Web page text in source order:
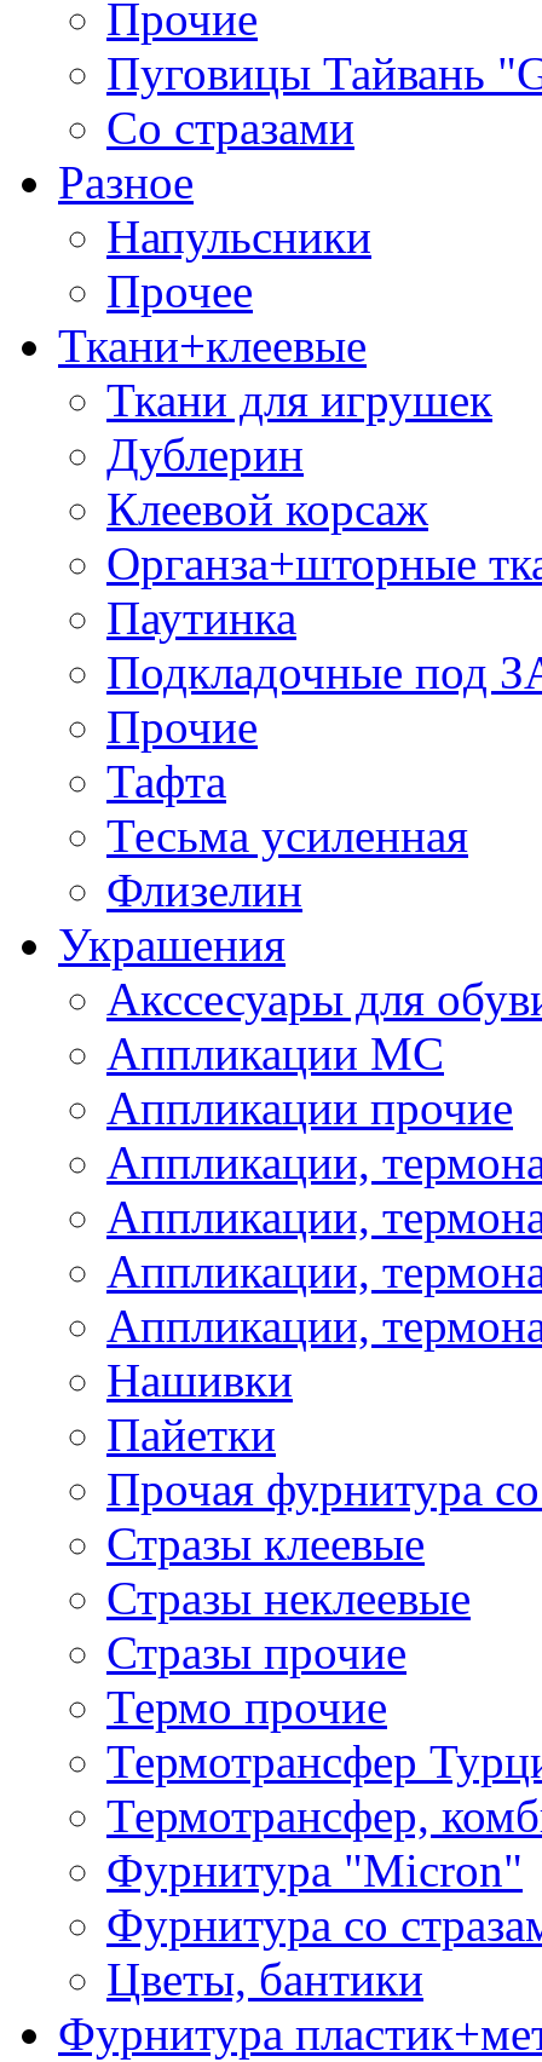
Прочие
Пуговицы Тайвань
Со стразами
Разное
Напульсники
Прочее
Ткани+клеевые
Ткани для игрушек
Дублерин
Клеевой корсаж
Органза+шторные
Паутинка
Подкладочные под
Прочие
Тафта
Тесьма усиленная
Флизелин
Украшения
Акссесуары для
Аппликации МС
Аппликации прочие
Аппликации,
Аппликации,
Аппликации,
Аппликации,
Нашивки
Пайетки
Прочая фурнитура
Стразы клеевые
Стразы неклеевые
Стразы прочие
Термо прочие
Термотрансфер
Термотрансфер,
Фурнитура "Micron"
Фурнитура со
Цветы, бантики
Фурнитура